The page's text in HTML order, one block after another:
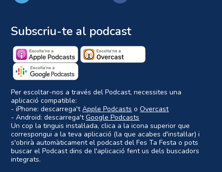
Subscriu-te al podcast
Per escoltar-nos a través del Podcast, necessites una
aplicació compatible:
- iPhone: descarrega'tApple Podcasts oOvercast
- Android: descarrega'tGoogle Podcasts
Un cop la tinguis instal·lada, clica a la icona superior que
correspongui a la teva aplicació (la que acabes d'instal·lar) i
s'obrirà automàticament el podcast del Fes Ta Festa o pots
buscar el Podcast dins de l'aplicació fent us dels buscadors
integrats.